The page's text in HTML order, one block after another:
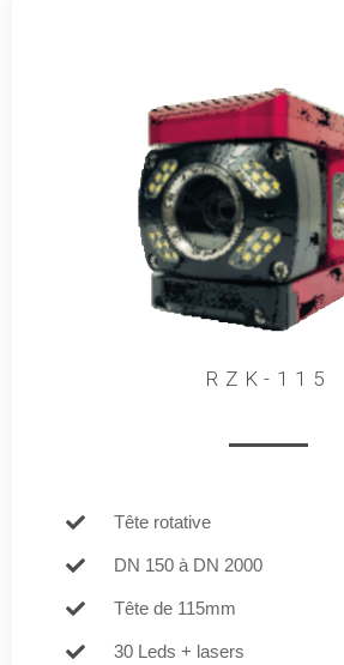
RZK-115
Tête rotative
DN 150 à DN 2000
Tête de 115mm
30 Leds + lasers